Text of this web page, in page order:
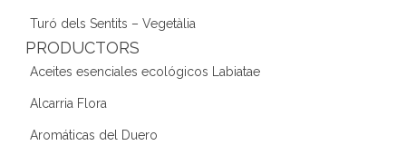
Turó dels Sentits – Vegetàlia
PRODUCTORS
Aceites esenciales ecológicos Labiatae
Alcarria Flora
Aromáticas del Duero